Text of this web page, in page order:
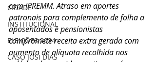
CIDADE
INSTITUCIONAL
ELEIÇÕES 2024
CASO JOSI DIAS
com IPREMM. Atraso em aportes
patronais para complemento de folha a
aposentados e pensionistas
compromete receita extra gerada com
aumento de alíquota recolhida nos